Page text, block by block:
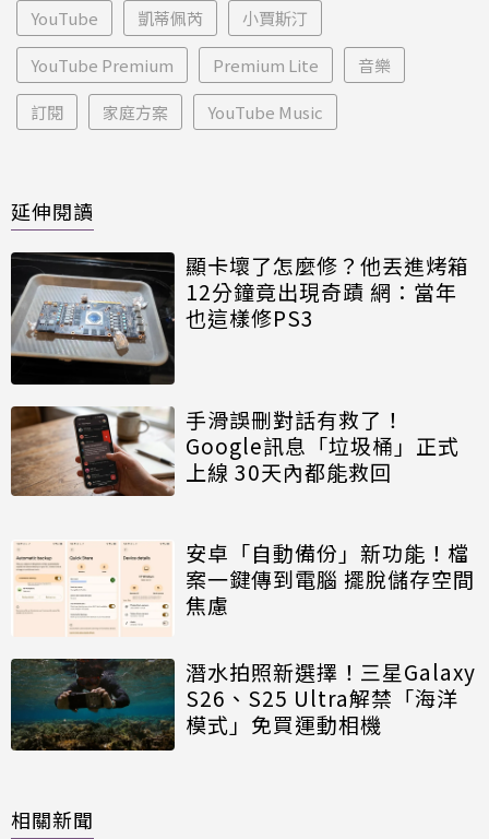
YouTube 凱蒂佩芮 小賈斯汀
YouTube Premium Premium Lite 音樂
訂閱 家庭方案 YouTube Music
延伸閱讀
顯卡壞了怎麼修？他丟進烤箱
12分鐘竟出現奇蹟 網：當年
也這樣修PS3
手滑誤刪對話有救了！
Google訊息「垃圾桶」正式
上線 30天內都能救回
安卓「自動備份」新功能！檔
案一鍵傳到電腦 擺脫儲存空間
焦慮
潛水拍照新選擇！三星Galaxy
S26、S25 Ultra解禁「海洋
模式」免買運動相機
相關新聞